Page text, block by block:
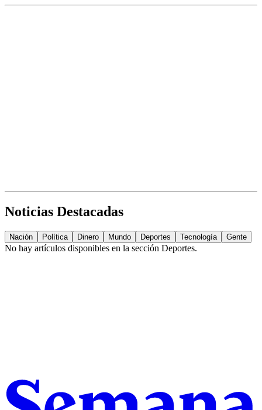
Noticias Destacadas
Nación Política Dinero Mundo Deportes Tecnología Gente
No hay artículos disponibles en la sección Deportes.